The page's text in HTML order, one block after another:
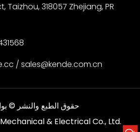
Taizhou, 318057 Zhejiang, PR
/ sales@kende.com.cn
حقوق الطبع والنشر ©
& Electrical Co., Ltd.